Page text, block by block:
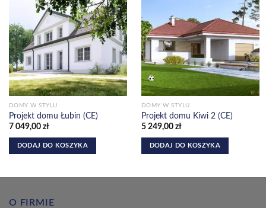
Dodaj do
ulubionych!
DOMY W STYLU
Projekt domu Łubin (CE)
7 049,00 zł
DODAJ DO KOSZYKA
Dodaj do
ulubionych!
DOMY W STYLU
Projekt domu Kiwi 2 (CE)
5 249,00 zł
DODAJ DO KOSZYKA
O FIRMIE